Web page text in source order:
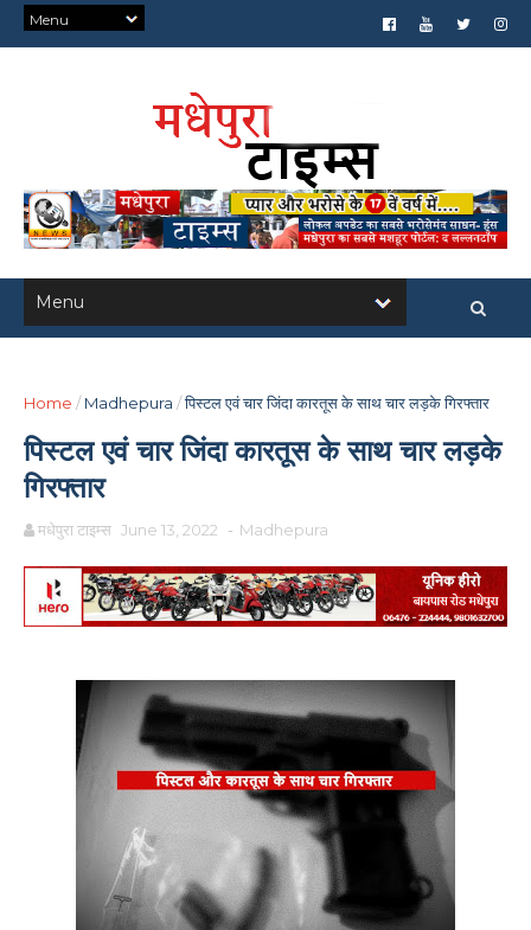
Home / Madhepura /पिस्टल एवं चार जिंदा कारतूस के साथ चार लड़के गिरफ्तार
पिस्टल एवं चार जिंदा कारतूस के साथ चार लड़के
गिरफ्तार
मधेपुरा टाइम्स June 13, 2022 - Madhepura